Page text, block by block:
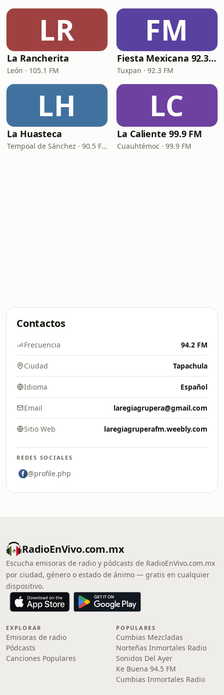
LR
La Rancherita
León · 105.1 FM
FM
Fiesta Mexicana 92.3 FM - XHTU
Tuxpan · 92.3 FM
LH
La Huasteca
Tempoal de Sánchez · 90.5 FM
LC
La Caliente 99.9 FM
Cuauhtémoc · 99.9 FM
Contactos
Frecuencia 94.2 FM
Ciudad Tapachula
Idioma Español
Email laregiagrupera@gmail.com
Sitio Web laregiagruperafm.weebly.com
REDES SOCIALES
@profile.php
RadioEnVivo.com.mx
Escucha emisoras de radio y pódcasts de RadioEnVivo.com.mx
por ciudad, género o estado de ánimo — gratis en cualquier
dispositivo.
EXPLORAR
Emisoras de radio
Pódcasts
Canciones Populares
POPULARES
Cumbias Mezcladas
Norteñas Inmortales Radio
Sonidos Del Ayer
Ke Buena 94.5 FM
Cumbias Inmortales Radio